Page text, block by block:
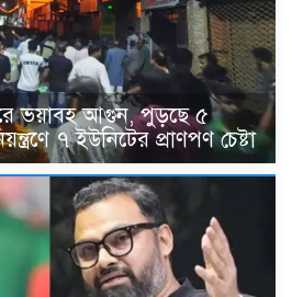
ভয়াবহ আগুন, পুড়ছে ৫
৭ ইউনিটের প্রাণপণ চেষ্টা